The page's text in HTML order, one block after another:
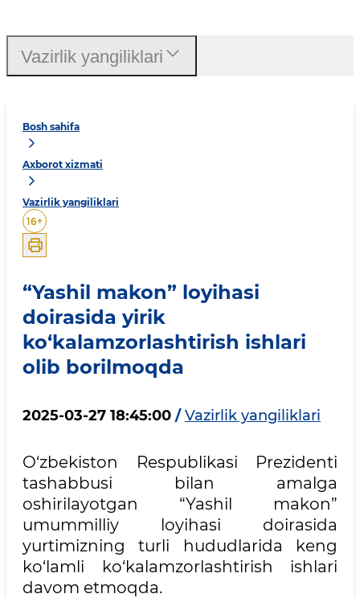
Bosh sahifa
Axborot xizmati
Vazirlik yangiliklari
16+
“Yashil makon” loyihasi
doirasida yirik
ko‘kalamzorlashtirish ishlari
olib borilmoqda
2025-03-27 18:45:00 / Vazirlik yangiliklari
O‘zbekiston Respublikasi Prezidenti
tashabbusi bilan amalga
oshirilayotgan “Yashil makon”
umummilliy loyihasi doirasida
yurtimizning turli hududlarida keng
ko‘lamli ko‘kalamzorlashtirish ishlari
davom etmoqda.
Vazirlik yangiliklari